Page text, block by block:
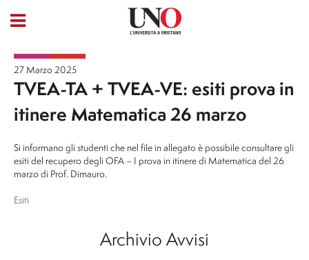
27 Marzo 2025
TVEA-TA + TVEA-VE: esiti prova in
itinere Matematica 26 marzo
Si informano gli studenti che nel file in allegato è possibile consultare gli
esiti del recupero degli OFA – I prova in itinere di Matematica del 26
marzo di Prof. Dimauro.
Esiti
Archivio Avvisi